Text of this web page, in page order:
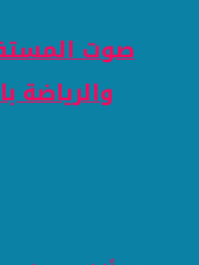
والرياضة